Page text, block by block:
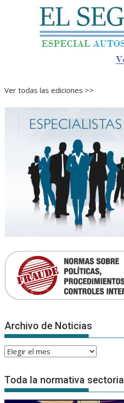
Ver todas las ediciones >>
Archivo de Noticias
Archivo
Noticias
Toda la normativa sectorial